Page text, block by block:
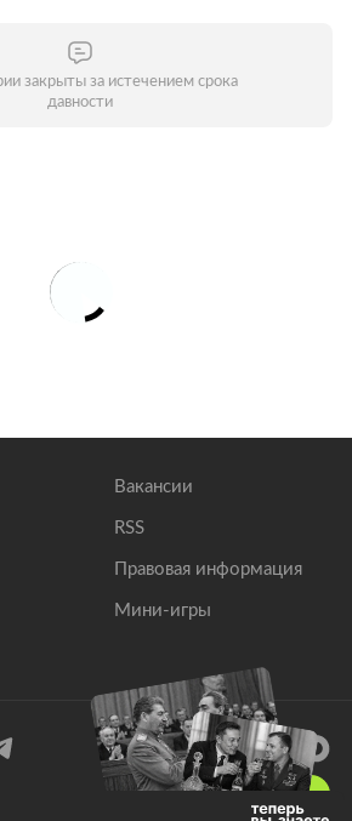
закрыты за истечением срока
давности
Вакансии
RSS
Правовая информация
Мини-игры